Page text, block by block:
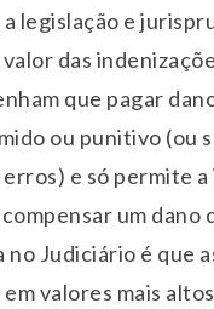
legislação e
das
que pagar
ou punitivo (ou
e só permite
um dano
no Judiciário é que
valores mais